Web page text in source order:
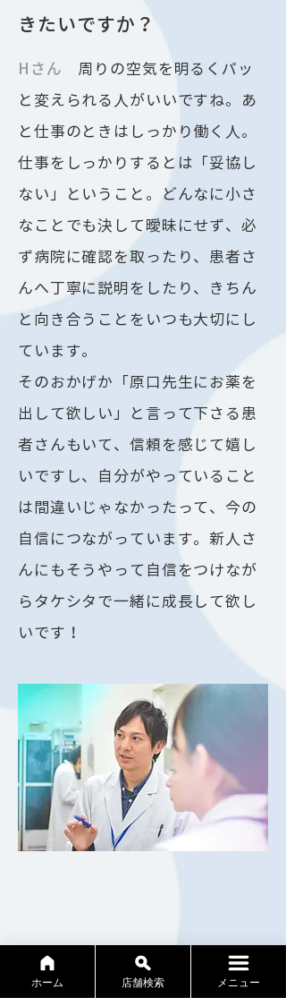
きたいですか？
Hさん 周りの空気を明るくパッ
と変えられる人がいいですね。あ
と仕事のときはしっかり働く人。
仕事をしっかりするとは「妥協し
ない」ということ。どんなに小さ
なことでも決して曖昧にせず、必
ず病院に確認を取ったり、患者さ
んへ丁寧に説明をしたり、きちん
と向き合うことをいつも大切にし
ています。
そのおかげか「原口先生にお薬を
出して欲しい」と言って下さる患
者さんもいて、信頼を感じて嬉し
いですし、自分がやっていること
は間違いじゃなかったって、今の
自信につながっています。新人さ
んにもそうやって自信をつけなが
らタケシタで一緒に成長して欲し
いです！
ホーム 店舗検索 メニュー